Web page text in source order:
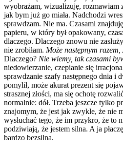
wyobrażam, wizualizuję, rozmawiam
jak bym już go miała. Nadchodzi
sprawdzam. Nie ma. Czasami
papieru, w który był opakowany,
dlaczego. Dlaczego znowu nie
nie zrobiłam. Może następnym
Dlaczego? Nie wiemy, tak czasami
niedowierzanie, czepianie się
sprawdzanie szafy następnego dnia i
pomylił, może akurat prezent się
strasznej złości, ma się ochotę
normalnie: dół. Trzeba jeszcze tylko
znajomym, że jest jak zwykle, że nie
wysłuchać tego, że im przykro, że to
podziwiają, że jestem silna. A ja
bardzo bezsilna.